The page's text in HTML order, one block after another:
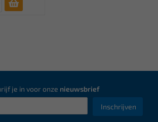
je in voor onze nieuwsbrief
Inschrijven